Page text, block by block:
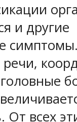
и другие
От всех